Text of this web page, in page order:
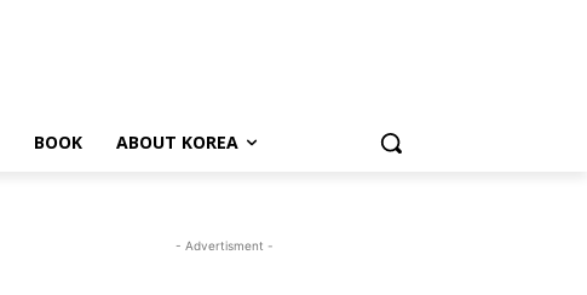
BOOK ABOUT KOREA
- Advertisment -